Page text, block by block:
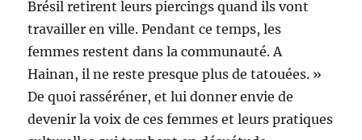
Brésil retirent leurs piercings quand ils vont
travailler en ville. Pendant ce temps, les
femmes restent dans la communauté. A
Hainan, il ne reste presque plus de tatouées. »
De quoi rasséréner, et lui donner envie de
devenir la voix de ces femmes et leurs pratiques